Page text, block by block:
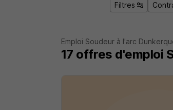
Filtres
Emploi Soudeur à l'arc
17 offres d'emploi